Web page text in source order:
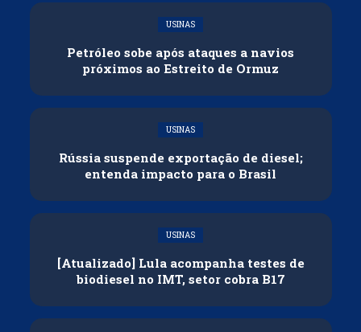
USINAS
Petróleo sobe após ataques a navios
próximos ao Estreito de Ormuz
USINAS
Rússia suspende exportação de diesel;
entenda impacto para o Brasil
USINAS
[Atualizado] Lula acompanha testes de
biodiesel no IMT, setor cobra B17